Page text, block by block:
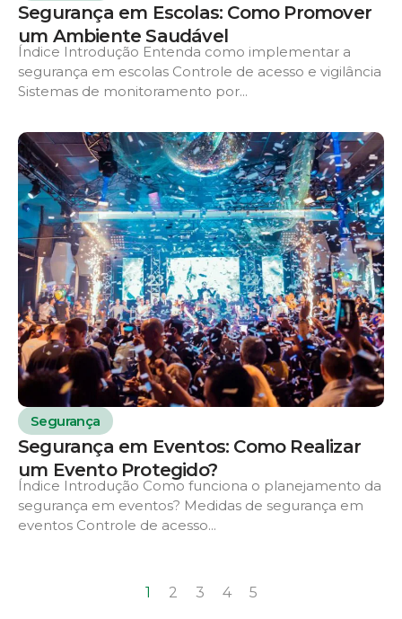
Segurança em Escolas: Como Promover
um Ambiente Saudável
Índice Introdução Entenda como implementar a
segurança em escolas Controle de acesso e vigilância
Sistemas de monitoramento por...
Segurança
Segurança em Eventos: Como Realizar
um Evento Protegido?
Índice Introdução Como funciona o planejamento da
segurança em eventos? Medidas de segurança em
eventos Controle de acesso...
1 2 3 4 5